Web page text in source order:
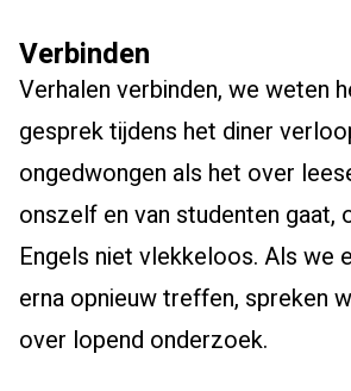
Verbinden
Verhalen verbinden, we weten
gesprek tijdens het diner
ongedwongen als het over
onszelf en van studenten gaat,
Engels niet vlekkeloos. Als we
erna opnieuw treffen, spreken
over lopend onderzoek.